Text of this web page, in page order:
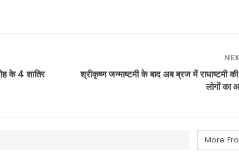
के 4 शातिर
श्रीकृष्ण जन्माष्टमी के बाद अब ब्रज में राधाष्टमी
लोगों का
More